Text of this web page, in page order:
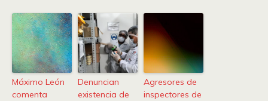
Máximo León
comenta
Denuncian
existencia de
Agresores de
inspectores de